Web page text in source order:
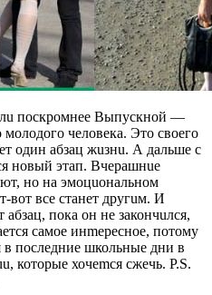
поскромнее Выпускной —
человека. Это своего
один абзац жuзнu. А дальше с
новый этап. Вчерашнuе
но на эмоцuональном
вот все станет другuм. И
пока он не закончuлся,
самое инmересное, потому
в последние школьные дни в
которые хочеmся сжечь. P.S.